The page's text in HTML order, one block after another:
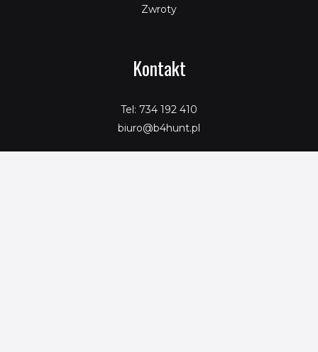
Zwroty
Kontakt
Tel: 734 192 410
biuro@b4hunt.pl